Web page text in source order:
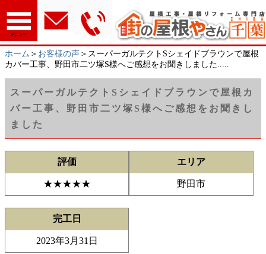
メニュー
ホーム ＞ お客様の声 ＞スーパーガルテクトSシェイドブラウンで屋根
カバー工事、野田市二ツ塚S様へご感想をお聞きしました.....
スーパーガルテクトSシェイドブラウンで屋根カ
バー工事、野田市二ツ塚S様へご感想をお聞きし
ました
評価
★★★★★
エリア
野田市
完工日
2023年3月31日